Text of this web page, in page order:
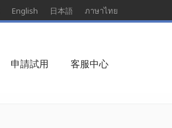
English 日本語 ภาษาไทย
申請試用 客服中心